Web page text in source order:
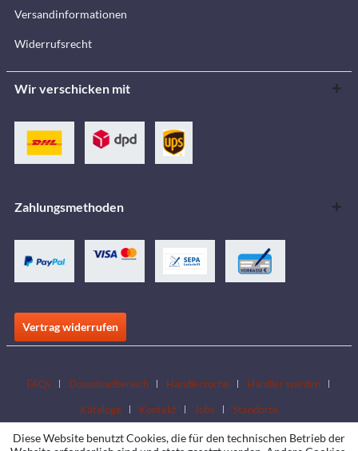
Versandinformationen
Widerrufsrecht
Wir verschicken mit
Zahlungsmethoden
Vertrag widerrufen
FAQs Downloadbereich Händlersuche
Händler werden
Kataloge
Kontakt Jobs Standorte
Diese Website benutzt Cookies, die für den technischen Betrieb der